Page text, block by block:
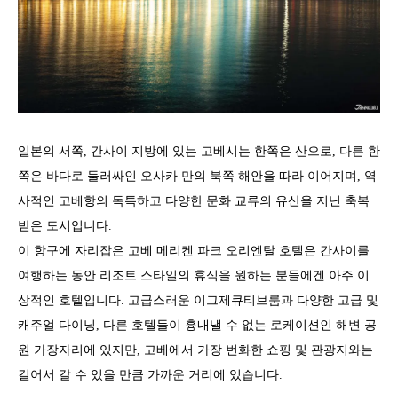
일본의 서쪽, 간사이 지방에 있는 고베시는 한쪽은 산으로, 다른 한
쪽은 바다로 둘러싸인 오사카 만의 북쪽 해안을 따라 이어지며, 역
사적인 고베항의 독특하고 다양한 문화 교류의 유산을 지닌 축복
받은 도시입니다.
이 항구에 자리잡은 고베 메리켄 파크 오리엔탈 호텔은 간사이를
여행하는 동안 리조트 스타일의 휴식을 원하는 분들에겐 아주 이
상적인 호텔입니다. 고급스러운 이그제큐티브룸과 다양한 고급 및
캐주얼 다이닝, 다른 호텔들이 흉내낼 수 없는 로케이션인 해변 공
원 가장자리에 있지만, 고베에서 가장 번화한 쇼핑 및 관광지와는
걸어서 갈 수 있을 만큼 가까운 거리에 있습니다.